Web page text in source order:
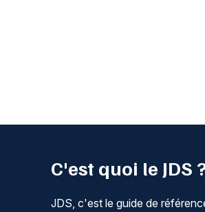
C'est quoi le JDS
JDS, c'est le guide de